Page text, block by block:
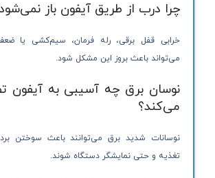
چرا درب از طریق آیفون باز
خرابی قفل برقی، رله فرمان، سیم‌کشی یا
می‌تواند باعث بروز این مشکل شود.
نوسان برق چه آسیبی به آیفون
می‌کند؟
نوسانات شدید برق می‌توانند باعث سوختن
تغذیه و حتی نمایشگر دستگاه شوند.